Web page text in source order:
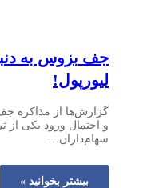
جف بزوس به
لیورپول!
گزارش‌ها از مذاکره
و احتمال ورود یکی از
سهام‌داران…
بیشتر بخوانید »